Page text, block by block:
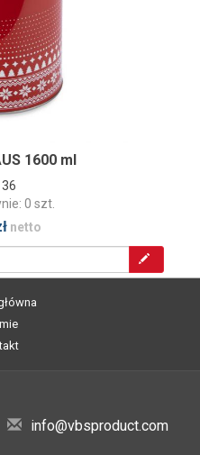
1600 ml
0 szt.
netto
info@vbsproduct.com